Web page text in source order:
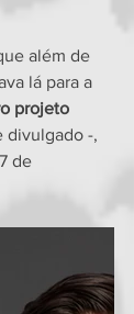
além de
lá para a
projeto
divulgado -,
de